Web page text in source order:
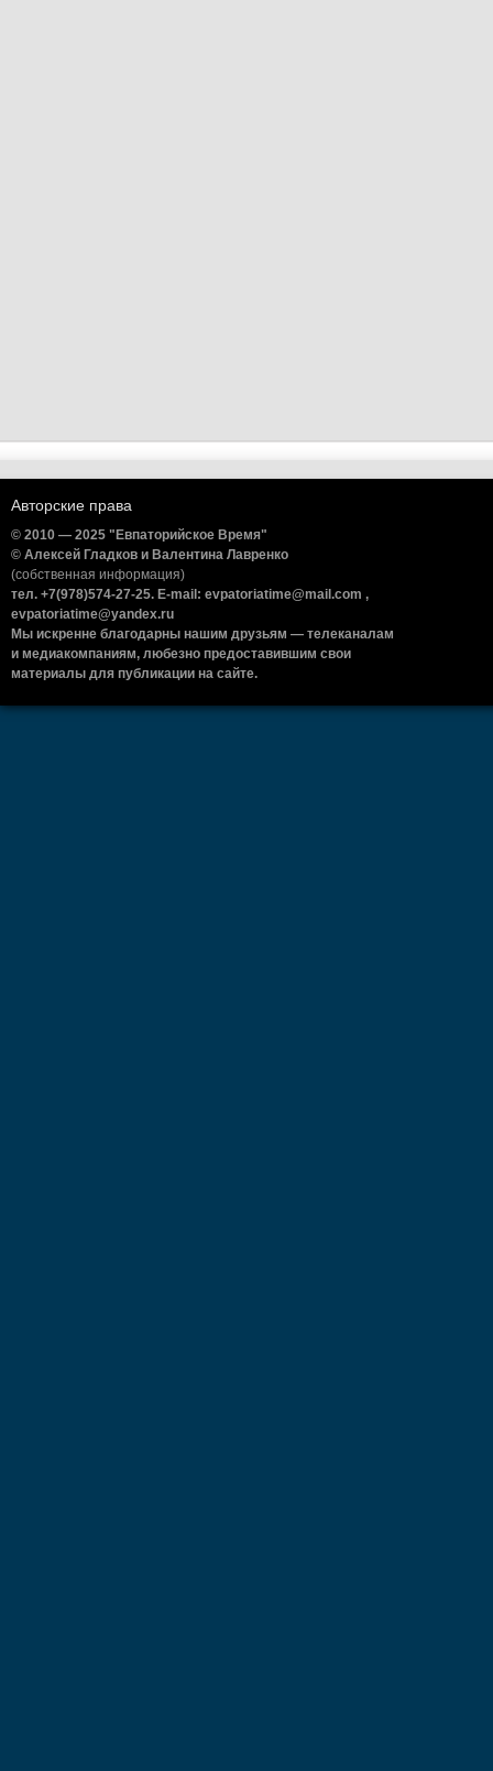
Авторские права
© 2010 — 2025 "Евпаторийское Время"
© Алексей Гладков и Валентина Лавренко
(собственная информация)
тел. +7(978)574-27-25. E-mail: evpatoriatime@mail.com ,
evpatoriatime@yandex.ru
Мы искренне благодарны нашим друзьям — телеканалам
и медиакомпаниям, любезно предоставившим свои
материалы для публикации на сайте.